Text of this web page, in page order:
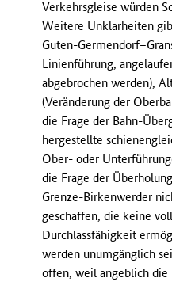
Verkehrsgleise würden
Weitere Unklarheiten
Guten-
Linienführung,
abgebrochen werden),
(Veränderung der
die Frage der Bahn-
hergestellte
Ober- oder
die Frage der
Grenze-Birkenwerder
geschaffen, die keine
Durchlassfähigkeit
werden unumgänglich
offen, weil angeblich